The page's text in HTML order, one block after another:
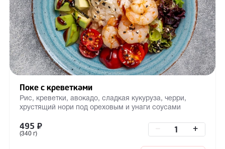
Поке с креветками
Рис, креветки, авокадо, сладкая кукуруза, черри,
хрустящий нори под ореховым и унаги соусами
495 ₽
(340 г)
+